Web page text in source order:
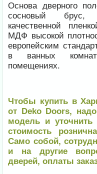
Основа дверного
сосновый брус,
качественной
МДФ высокой
европейским
в ванных
помещениях.
Чтобы купить в
от Deko Doors,
модель и
стоимость
Само собой,
и на другие
дверей, оплаты